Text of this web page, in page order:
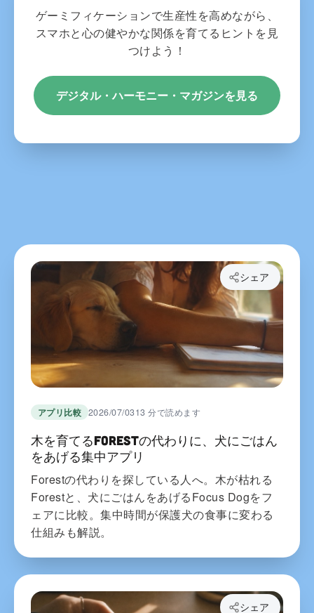
ゲーミフィケーションで生産性を高めながら、
スマホと心の健やかな関係を育てるヒントを見
つけよう！
デジタル・ハーモニー・マガジンを見る
アプリ比較 2026/07/0313 分で読めます
木を育てるForestの代わりに、犬にごはん
をあげる集中アプリ
Forestの代わりを探している人へ。木が枯れる
Forestと、犬にごはんをあげるFocus Dogをフ
ェアに比較。集中時間が保護犬の食事に変わる
仕組みも解説。
シェア
シェア